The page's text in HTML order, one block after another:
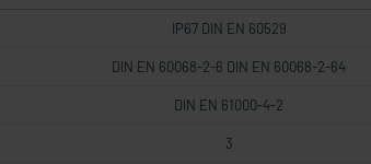
IP67 DIN EN 60529
DIN EN 60068-2-6 DIN EN 60068-2-64
DIN EN 61000-4-2
3